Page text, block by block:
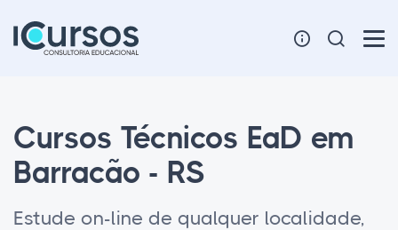
Cursos Técnicos EaD em
Barracão - RS
Estude on-line de qualquer localidade,